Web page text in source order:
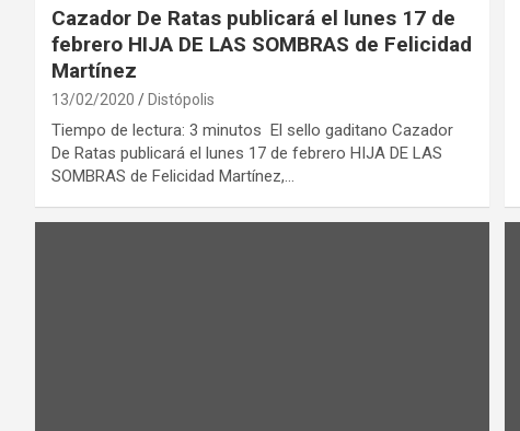
Cazador De Ratas publicará el lunes 17 de
febrero HIJA DE LAS SOMBRAS de Felicidad
Martínez
13/02/2020 Distópolis
Tiempo de lectura: 3 minutos El sello gaditano Cazador
De Ratas publicará el lunes 17 de febrero HIJA DE LAS
SOMBRAS de Felicidad Martínez,…